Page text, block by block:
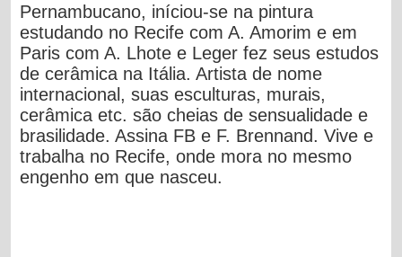
Pernambucano, iníciou-se na pintura
estudando no Recife com A. Amorim e em
Paris com A. Lhote e Leger fez seus estudos
de cerâmica na Itália. Artista de nome
internacional, suas esculturas, murais,
cerâmica etc. são cheias de sensualidade e
brasilidade. Assina FB e F. Brennand. Vive e
trabalha no Recife, onde mora no mesmo
engenho em que nasceu.